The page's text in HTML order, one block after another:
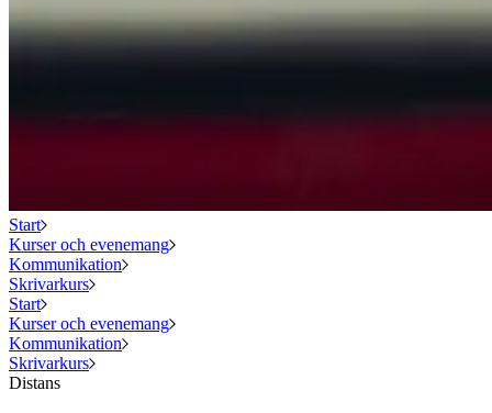
Start
Kurser och evenemang
Kommunikation
Skrivarkurs
Start
Kurser och evenemang
Kommunikation
Skrivarkurs
Distans